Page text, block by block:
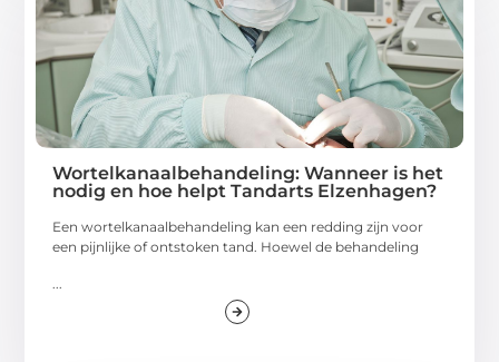
Wortelkanaalbehandeling: Wanneer is het
nodig en hoe helpt Tandarts Elzenhagen?
Een wortelkanaalbehandeling kan een redding zijn voor
een pijnlijke of ontstoken tand. Hoewel de behandeling